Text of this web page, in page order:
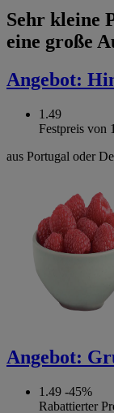
Sehr kleine
eine große
Angebot:
1.49
Festpreis von
aus Portugal oder
Angebot:
1.49 -45%
Rabattierter